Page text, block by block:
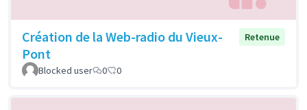
Création de la Web-radio du Vieux-
Pont
Retenue
Blocked user 0 0